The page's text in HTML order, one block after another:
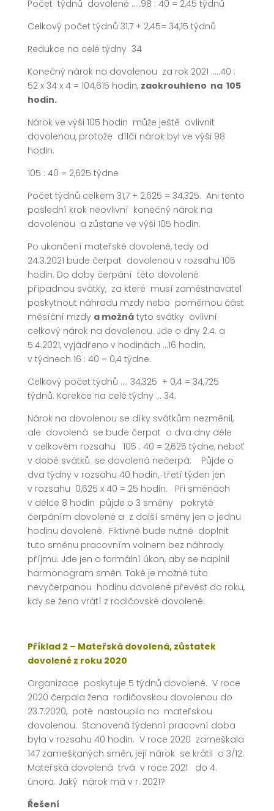
Počet týdnů dovolené …..98 : 40 = 2,45 týdnů
Celkový počet týdnů 31,7 + 2,45= 34,15 týdnů
Redukce na celé týdny 34
Konečný nárok na dovolenou za rok 2021 …..40 :
52 x 34 x 4 = 104,615 hodin, zaokrouhleno na 105
hodin.
Nárok ve výši 105 hodin může ještě ovlivnit
dovolenou, protože dílčí nárok byl ve výši 98
hodin.
105 : 40 = 2,625 týdne
Počet týdnů celkem 31,7 + 2,625 = 34,325. Ani tento
poslední krok neovlivní konečný nárok na
dovolenou a zůstane ve výši 105 hodin.
Po ukončení mateřské dovolené, tedy od
24.3.2021 bude čerpat dovolenou v rozsahu 105
hodin. Do doby čerpání této dovolené
připadnou svátky, za které musí zaměstnavatel
poskytnout náhradu mzdy nebo poměrnou část
měsíční mzdy a možnátyto svátky ovlivní
celkový nárok na dovolenou. Jde o dny 2.4. a
5.4.2021, vyjádřeno v hodinách …16 hodin,
v týdnech 16 : 40 = 0,4 týdne.
Celkový počet týdnů …. 34,325 + 0,4 = 34,725
týdnů. Korekce na celé týdny … 34.
Nárok na dovolenou se díky svátkům nezměnil,
ale dovolená se bude čerpat o dva dny déle
v celkovém rozsahu 105 : 40 = 2,625 týdne, neboť
v době svátků se dovolená nečerpá. Půjde o
dva týdny v rozsahu 40 hodin, třetí týden jen
v rozsahu 0,625 x 40 = 25 hodin. Při směnách
v délce 8 hodin půjde o 3 směny pokryté
čerpáním dovolené a z další směny jen o jednu
hodinu dovolené. Fiktivně bude nutné doplnit
tuto směnu pracovním volnem bez náhrady
příjmu. Jde jen o formální úkon, aby se naplnil
harmonogram směn. Také je možné tuto
nevyčerpanou hodinu dovolené převést do roku,
kdy se žena vrátí z rodičovské dovolené.
Příklad 2 – Mateřská dovolená, zůstatek
dovolené z roku 2020
Organizace poskytuje 5 týdnů dovolené. V roce
2020 čerpala žena rodičovskou dovolenou do
23.7.2020, poté nastoupila na mateřskou
dovolenou. Stanovená týdenní pracovní doba
byla v rozsahu 40 hodin. V roce 2020 zameškala
147 zameškaných směn, její nárok se krátil o 3/12.
Mateřská dovolená trvá v roce 2021 do 4.
února. Jaký nárok má v r. 2021?
Řešení